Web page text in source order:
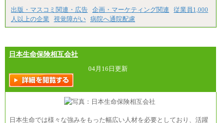
出版・マスコミ関連・広告 企画・マーケティング関連
従業員1,000
人以上の企業
視覚障がい 病院へ通院配慮
日本生命保険相互会社
04月16日更新
日本生命では様々な強みをもった幅広い人材を必要としており、活躍